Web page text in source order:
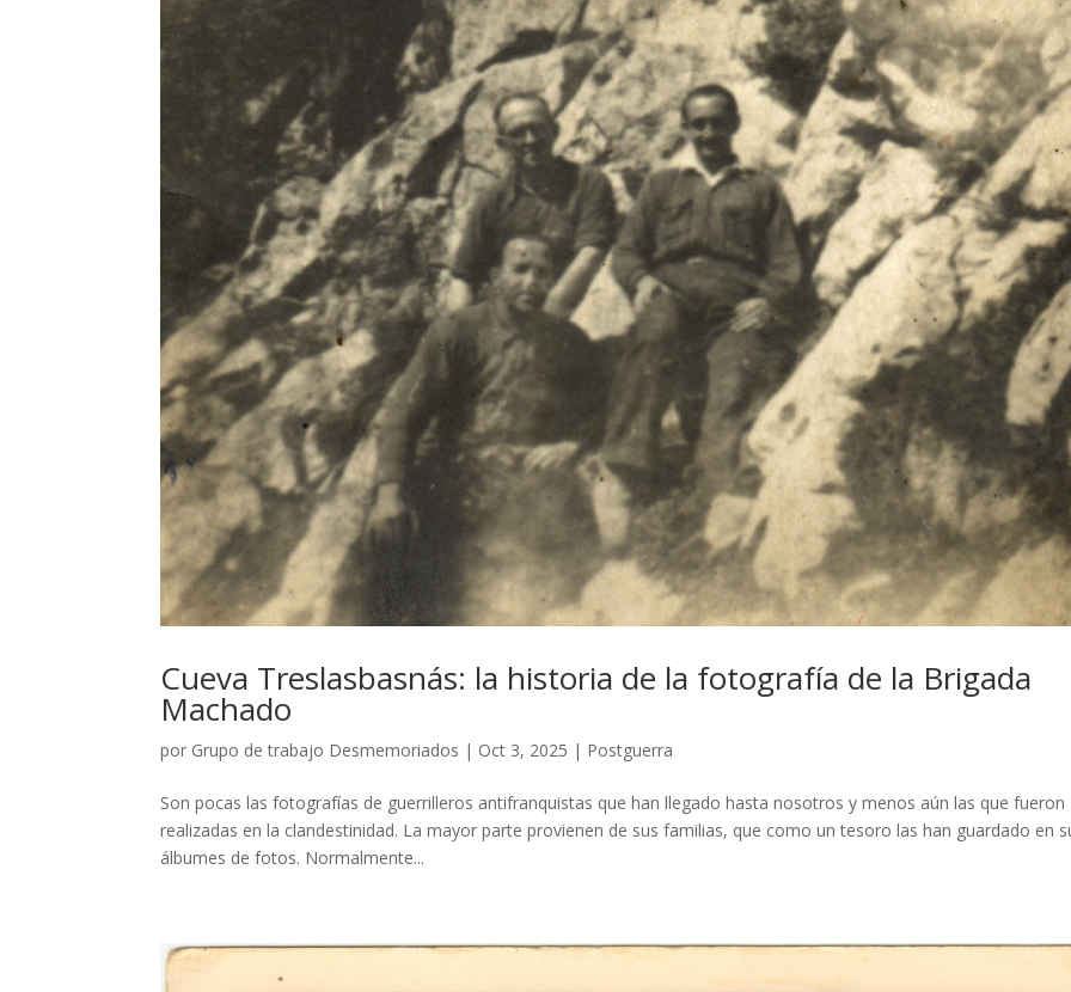
Cueva Treslasbasnás: la historia de la fotografía de la Brigada
Machado
por Grupo de trabajo Desmemoriados | Oct 3, 2025 | Postguerra
Son pocas las fotografías de guerrilleros antifranquistas que han llegado hasta nosotros y menos aún las que fueron
realizadas en la clandestinidad. La mayor parte provienen de sus familias, que como un tesoro las han guardado en
álbumes de fotos. Normalmente...